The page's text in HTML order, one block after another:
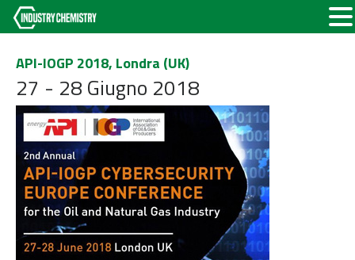
API-IOGP 2018, Londra (UK)
27 - 28 Giugno 2018